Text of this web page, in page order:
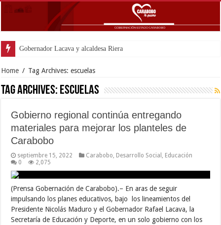
Gobernador Lacava y alcaldesa Riera supervisaron avan
Home / Tag Archives: escuelas
Tag Archives: escuelas
Gobierno regional continúa entregando
materiales para mejorar los planteles de
Carabobo
septiembre 15, 2022 Carabobo Desarrollo Social
Educación
0
2,075
(Prensa Gobernación de Carabobo).– En aras de seguir
impulsando los planes educativos, bajo los lineamientos del
Presidente Nicolás Maduro y el Gobernador Rafael Lacava, la
Secretaría de Educación y Deporte, en un solo gobierno con los